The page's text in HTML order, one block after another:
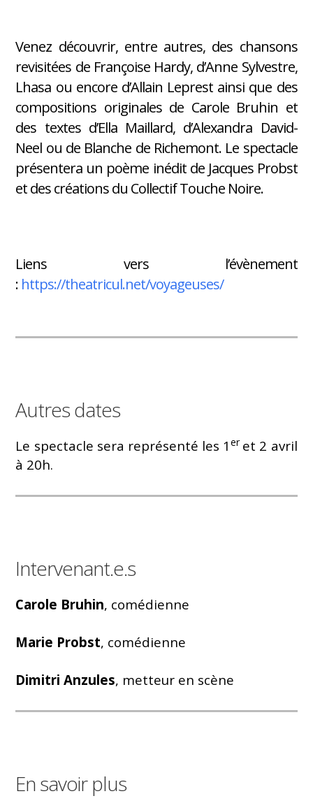
Venez découvrir, entre autres, des chansons
revisitées de Françoise Hardy, d’Anne Sylvestre,
Lhasa ou encore d’Allain Leprest ainsi que des
compositions originales de Carole Bruhin et
des textes d’Ella Maillard, d’Alexandra David-
Neel ou de Blanche de Richemont. Le spectacle
présentera un poème inédit de Jacques Probst
et des créations du Collectif Touche Noire.
Liens vers l’évènement
: https://theatricul.net/voyageuses/
Autres dates
Le spectacle sera représenté les 1er et 2 avril
à 20h.
Intervenant.e.s
Carole Bruhin, comédienne
Marie Probst, comédienne
Dimitri Anzules, metteur en scène
En savoir plus